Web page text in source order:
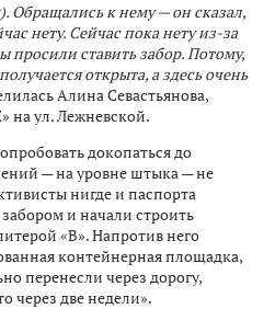
Обращались к нему — он сказал,
нету. Сейчас пока нету из-за
просили ставить забор. Потому,
открыта, а здесь очень
Алина Севастьянова,
на ул. Лежневской.
докопаться до
— на уровне штыка — не
нигде и паспорта
и начали строить
«В». Напротив него
контейнерная площадка,
перенесли через дорогу,
через две недели».